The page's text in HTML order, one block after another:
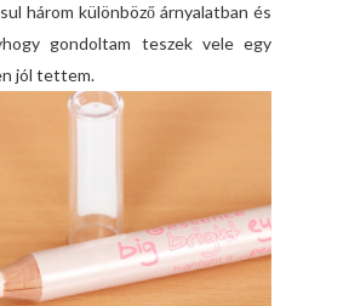
három különböző árnyalatban és
gondoltam teszek vele egy
jól tettem.